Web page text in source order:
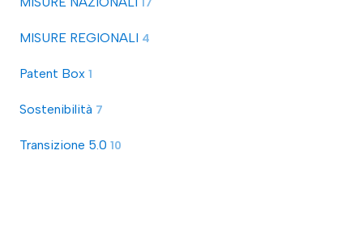
MISURE REGIONALI 4
Patent Box 1
Sostenibilità 7
Transizione 5.0 10